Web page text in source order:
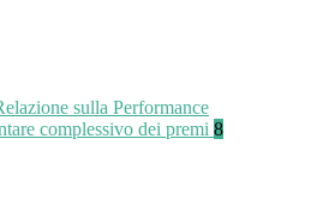
sulla Performance
complessivo dei premi 8